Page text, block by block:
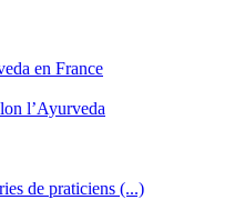
en France
l’Ayurveda
de praticiens (...)